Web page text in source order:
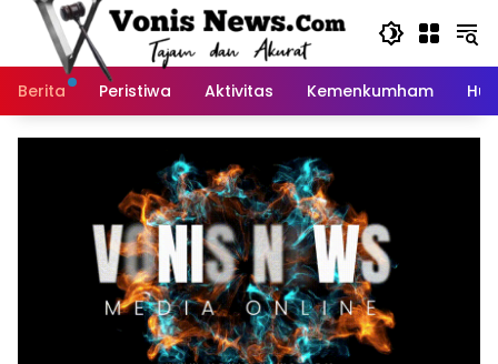
Langsung
Berita
Peristiwa Aktivitas Kemenkumham